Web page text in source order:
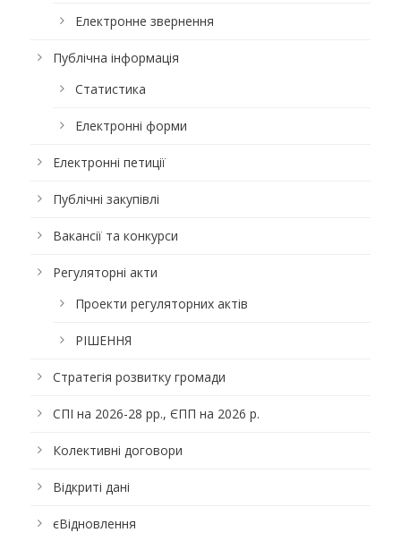
Електронне звернення
Публічна інформація
Статистика
Електронні форми
Електронні петиції
Публічні закупівлі
Вакансії та конкурси
Регуляторні акти
Проекти регуляторних актів
РІШЕННЯ
Стратегія розвитку громади
СПІ на 2026-28 рр., ЄПП на 2026 р.
Колективні договори
Відкриті дані
єВідновлення